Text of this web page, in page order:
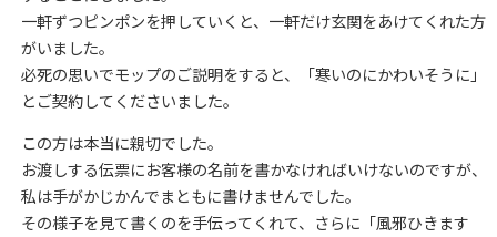
一軒ずつピンポンを押していくと、一軒だけ玄関をあけてくれた方
がいました。
必死の思いでモップのご説明をすると、「寒いのにかわいそうに」
とご契約してくださいました。
この方は本当に親切でした。
お渡しする伝票にお客様の名前を書かなければいけないのですが、
私は手がかじかんでまともに書けませんでした。
その様子を見て書くのを手伝ってくれて、さらに「風邪ひきます